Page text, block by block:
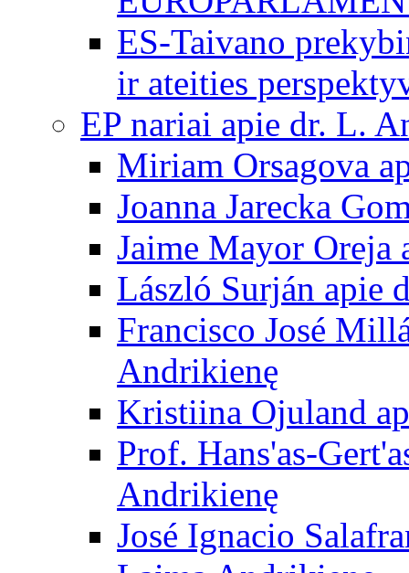
ES-Taivano
ir ateities
EP nariai apie dr. L.
Miriam Orsagova
Joanna Jarecka
Jaime Mayor Oreja
László Surján apie
Francisco José
Andrikienę
Kristiina Ojuland
Prof. Hans'as-
Andrikienę
José Ignacio